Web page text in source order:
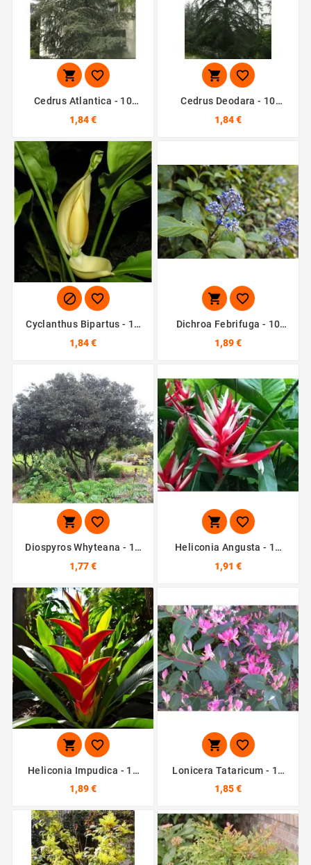
 
Cedrus Atlantica - 10
1,84 €
 
Cedrus Deodara - 10
1,84 €
 
Cyclanthus Bipartus - 10
1,84 €
 
Dichroa Febrifuga - 10
1,89 €
 
Diospyros Whyteana - 10
1,77 €
 
Heliconia Angusta - 10
1,91 €
 
Heliconia Impudica - 10
Graines
1,89 €
 
Lonicera Tataricum - 10
Graines
1,85 €